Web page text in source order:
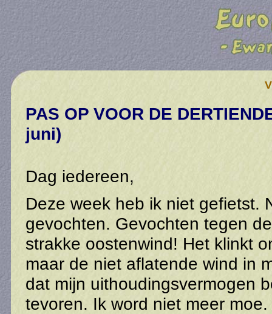
PAS OP VOOR DE
juni)
Dag iedereen,
Deze week heb ik niet gefietst.
gevochten. Gevochten tegen
strakke oostenwind! Het klinkt
maar de niet aflatende wind in
dat mijn uithoudingsvermogen
tevoren. Ik word niet meer moe.